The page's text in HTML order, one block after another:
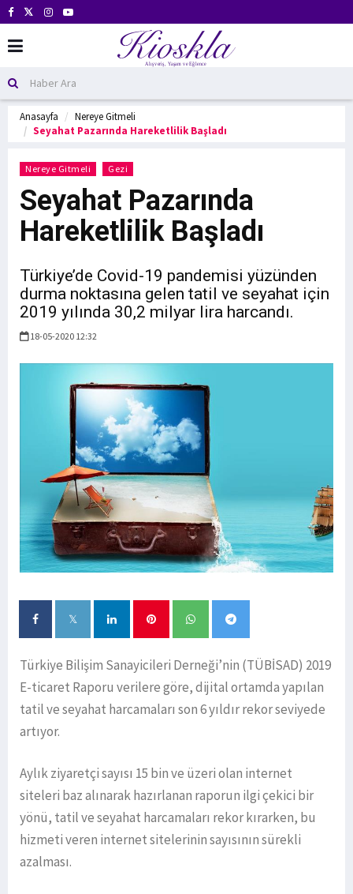
Anasayfa
Nereye Gitmeli
Seyahat Pazarında Hareketlilik Başladı
Nereye Gitmeli Gezi
Seyahat Pazarında
Hareketlilik Başladı
Türkiye’de Covid-19 pandemisi yüzünden
durma noktasına gelen tatil ve seyahat için
2019 yılında 30,2 milyar lira harcandı.
18-05-2020 12:32
Türkiye Bilişim Sanayicileri Derneği’nin (TÜBİSAD) 2019
E-ticaret Raporu verilere göre, dijital ortamda yapılan
tatil ve seyahat harcamaları son 6 yıldır rekor seviyede
artıyor.
Aylık ziyaretçi sayısı 15 bin ve üzeri olan internet
siteleri baz alınarak hazırlanan raporun ilgi çekici bir
yönü, tatil ve seyahat harcamaları rekor kırarken, bu
hizmeti veren internet sitelerinin sayısının sürekli
azalması.